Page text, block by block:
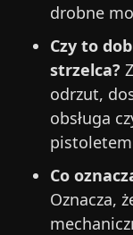
drobne
Czy to
strzelca?
odrzut,
obsługa
Co
Oznacza,